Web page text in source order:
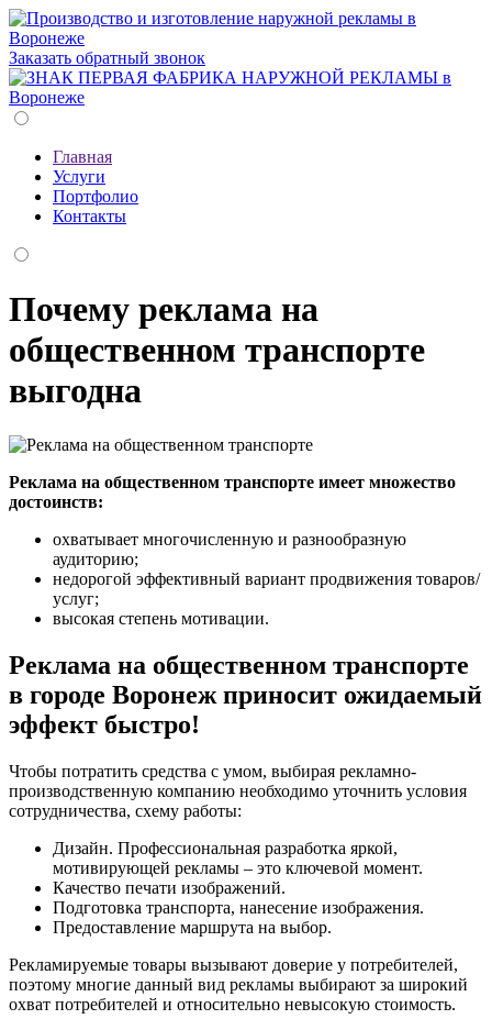
Заказать обратный звонок
Главная
Услуги
Портфолио
Контакты
Почему реклама на
общественном транспорте
выгодна
Реклама на общественном транспорте имеет множество
достоинств:
охватывает многочисленную и разнообразную
аудиторию;
недорогой эффективный вариант продвижения товаров/
услуг;
высокая степень мотивации.
Реклама на общественном транспорте
в городе Воронеж приносит ожидаемый
эффект быстро!
Чтобы потратить средства с умом, выбирая рекламно-
производственную компанию необходимо уточнить условия
сотрудничества, схему работы:
Дизайн. Профессиональная разработка яркой,
мотивирующей рекламы – это ключевой момент.
Качество печати изображений.
Подготовка транспорта, нанесение изображения.
Предоставление маршрута на выбор.
Рекламируемые товары вызывают доверие у потребителей,
поэтому многие данный вид рекламы выбирают за широкий
охват потребителей и относительно невысокую стоимость.